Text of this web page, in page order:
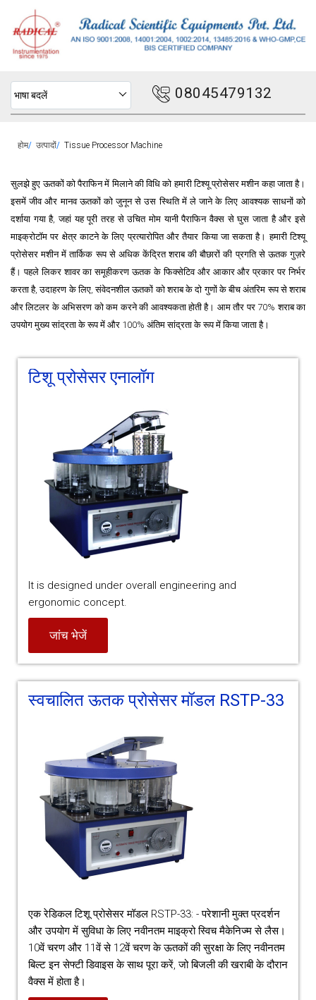
भाषा बदलें 08045479132
होम उत्पादों Tissue Processor Machine
सुलझे हुए ऊतकों को पैराफिन में मिलाने की विधि को हमारी टिश्यू प्रोसेसर मशीन कहा जाता है।
इसमें जीव और मानव ऊतकों को जुनून से उस स्थिति में ले जाने के लिए आवश्यक साधनों को
दर्शाया गया है, जहां यह पूरी तरह से उचित मोम यानी पैराफिन वैक्स से घुस जाता है और इसे
माइक्रोटॉम पर क्षेत्र काटने के लिए प्रत्यारोपित और तैयार किया जा सकता है। हमारी टिश्यू
प्रोसेसर मशीन में तार्किक रूप से अधिक केंद्रित शराब की बौछारों की प्रगति से ऊतक गुज़रे
हैं। पहले लिकर शावर का समूहीकरण ऊतक के फिक्सेटिव और आकार और प्रकार पर निर्भर
करता है, उदाहरण के लिए, संवेदनशील ऊतकों को शराब के दो गुणों के बीच अंतरिम रूप से शराब
और लिटलर के अभिसरण को कम करने की आवश्यकता होती है। आम तौर पर 70% शराब का
उपयोग मुख्य सांद्रता के रूप में और 100% अंतिम सांद्रता के रूप में किया जाता है।
टिशू प्रोसेसर एनालॉग
It is designed under overall engineering and
ergonomic concept.
जांच भेजें
स्वचालित ऊतक प्रोसेसर मॉडल RSTP-33
एक रेडिकल टिशू प्रोसेसर मॉडल RSTP-33: - परेशानी मुक्त प्रदर्शन
और उपयोग में सुविधा के लिए नवीनतम माइक्रो स्विच मैकेनिज्म से लैस।
10वें चरण और 11वें से 12वें चरण के ऊतकों की सुरक्षा के लिए नवीनतम
बिल्ट इन सेफ्टी डिवाइस के साथ पूरा करें, जो बिजली की खराबी के दौरान
वैक्स में होता है।